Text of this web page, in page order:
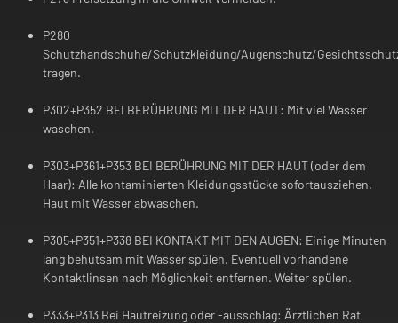
P280
Schutzhandschuhe/Schutzkleidung/Augenschutz/
tragen.
P302+P352 BEI BERÜHRUNG MIT DER HAUT: Mit viel Wasser
waschen.
P303+P361+P353 BEI BERÜHRUNG MIT DER HAUT (oder dem
Haar): Alle kontaminierten Kleidungsstücke sofortausziehen.
Haut mit Wasser abwaschen.
P305+P351+P338 BEI KONTAKT MIT DEN AUGEN: Einige Minuten
lang behutsam mit Wasser spülen. Eventuell vorhandene
Kontaktlinsen nach Möglichkeit entfernen. Weiter spülen.
P333+P313 Bei Hautreizung oder -ausschlag: Ärztlichen Rat